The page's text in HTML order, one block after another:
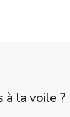
à la voile ?